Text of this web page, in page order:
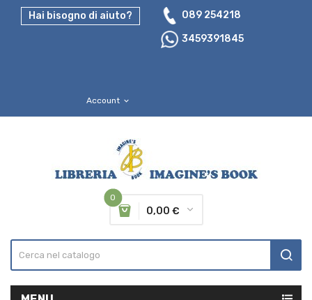
Hai bisogno di aiuto?
089 254218
3459391845
Account expand_more
0
0,00 €